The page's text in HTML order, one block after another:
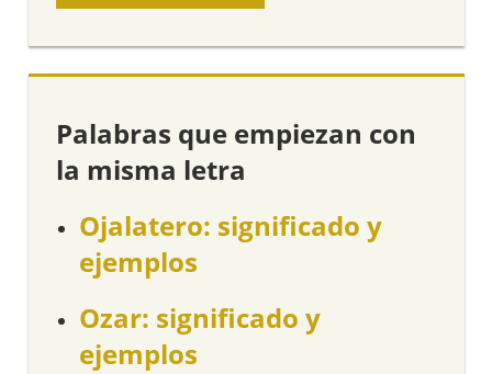
Palabras que empiezan con
la misma letra
Ojalatero: significado y
ejemplos
Ozar: significado y
ejemplos